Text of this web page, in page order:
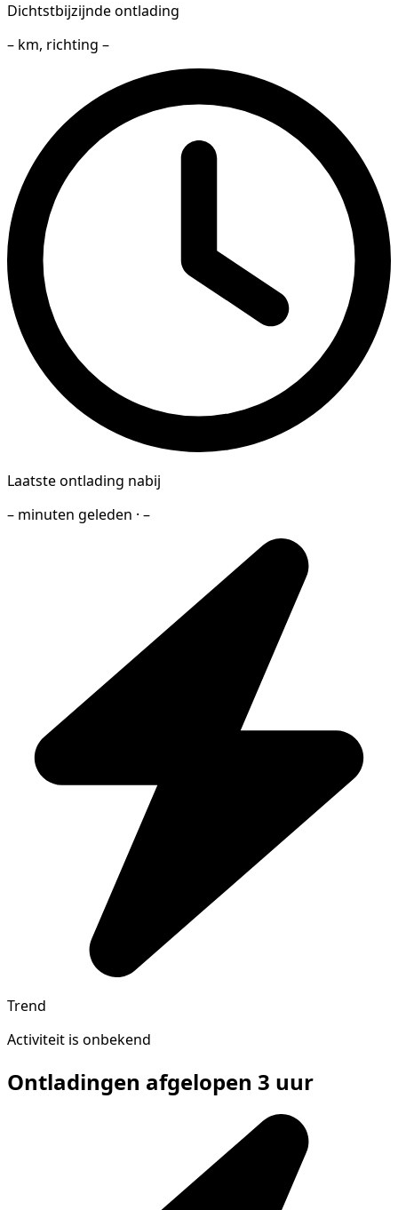
Dichtstbijzijnde ontlading
– km, richting –
Laatste ontlading nabij
– minuten geleden · –
Trend
Activiteit is onbekend
Ontladingen afgelopen 3 uur